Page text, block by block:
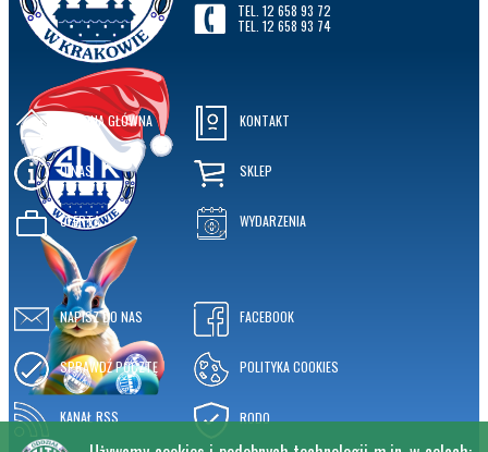
TEL. 12 658 93 72
TEL. 12 658 93 74
STRONA GŁÓWNA
O NAS
OFERTA
KONTAKT
SKLEP
WYDARZENIA
NAPISZ DO NAS
SPRAWDŹ POCZTĘ
KANAŁ RSS
FACEBOOK
POLITYKA COOKIES
RODO